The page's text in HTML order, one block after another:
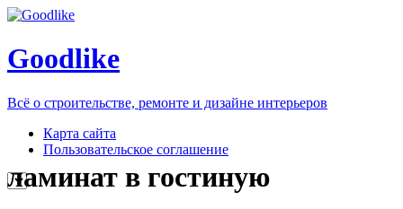
Goodlike
Всё о строительстве, ремонте и дизайне интерьеров
Карта сайта
Пользовательское соглашение
ламинат в гостиную